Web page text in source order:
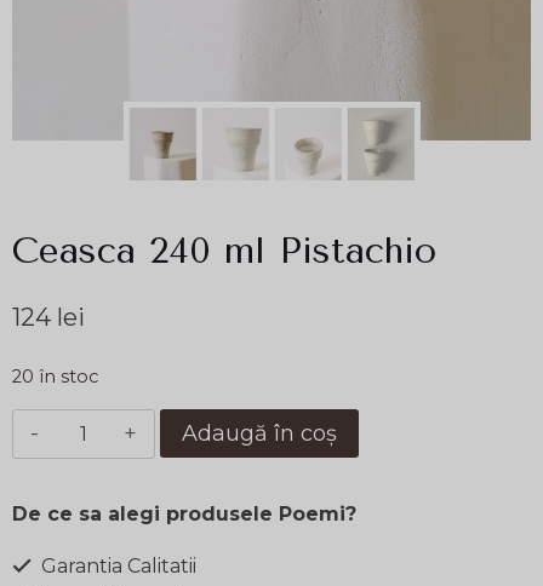
Ceasca 240 ml Pistachio
124 lei
20 în stoc
Cantitate
Ceasca
ml
Pistachio
Adaugă în coș
De ce sa alegi produsele Poemi?
Garantia Calitatii